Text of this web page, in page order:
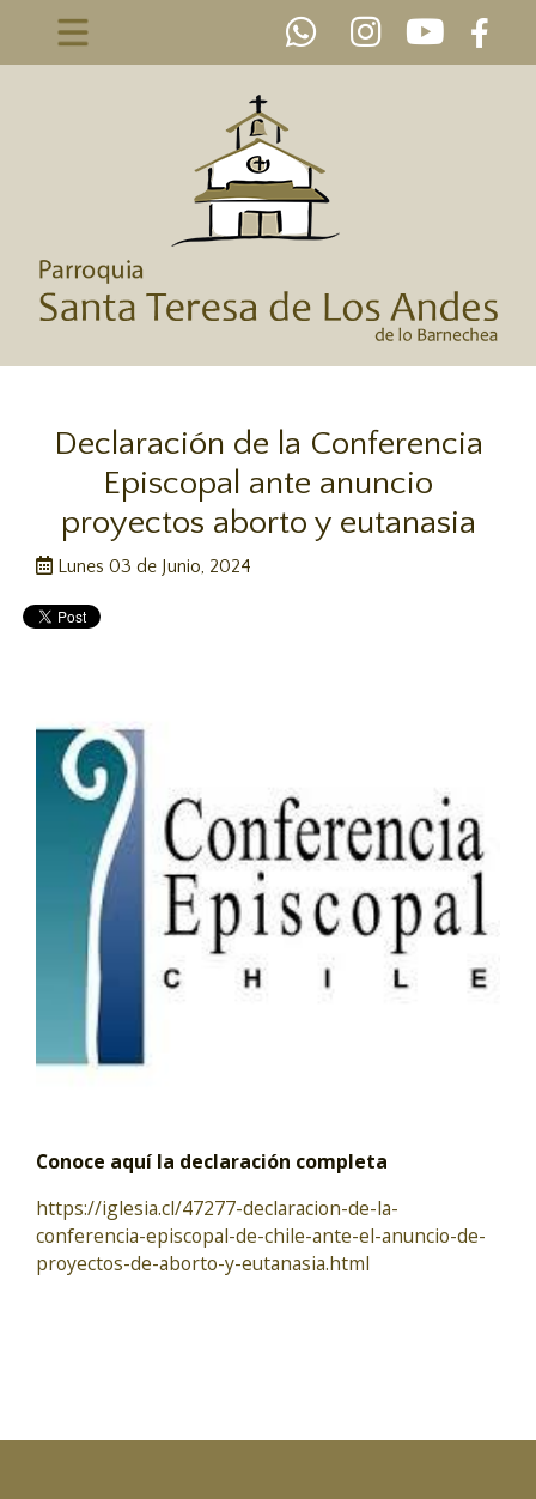
Declaración de la Conferencia
Episcopal ante anuncio
proyectos aborto y eutanasia
Lunes 03 de Junio, 2024
Conoce aquí la declaración completa
https://iglesia.cl/47277-declaracion-de-la-
conferencia-episcopal-de-chile-ante-el-anuncio-de-
proyectos-de-aborto-y-eutanasia.html